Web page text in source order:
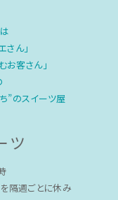
さん」
お客さん」
”のスイーツ屋
ツ
隔週ごとに休み